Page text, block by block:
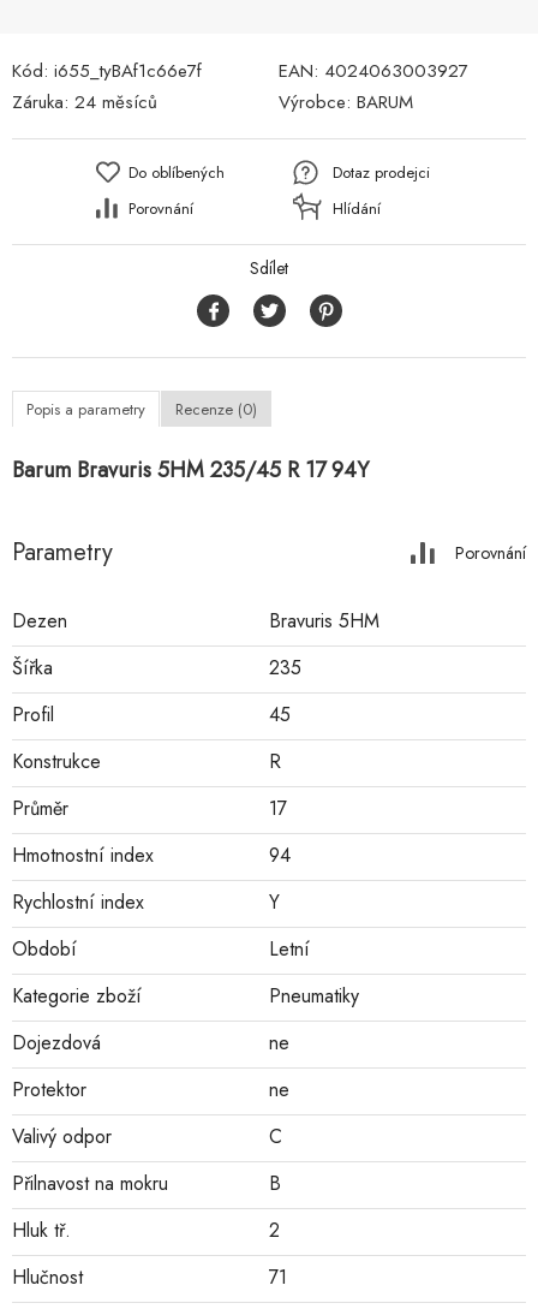
Kód: i655_tyBAf1c66e7f EAN: 4024063003927
Záruka: 24 měsíců Výrobce: BARUM
Do oblíbených
Porovnání
Dotaz prodejci
Hlídání
Sdílet
Popis a parametry Recenze (0)
Barum Bravuris 5HM 235/45 R 17 94Y
Parametry Porovnání
Dezen
Bravuris 5HM
Šířka
235
Profil
45
Konstrukce
R
Průměr
17
Hmotnostní index
94
Rychlostní index
Y
Období
Letní
Kategorie zboží
Pneumatiky
Dojezdová
ne
Protektor
ne
Valivý odpor
C
Přilnavost na mokru
B
Hluk tř.
2
Hlučnost
71